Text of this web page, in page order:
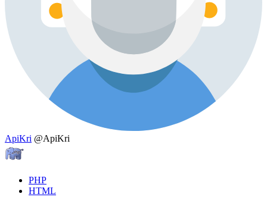
ApiKri @ApiKri
PHP
HTML